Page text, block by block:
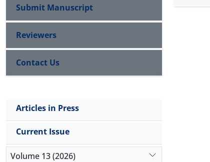
Submit Manuscript
Reviewers
Contact Us
Articles in Press
Current Issue
Volume 13 (2026)